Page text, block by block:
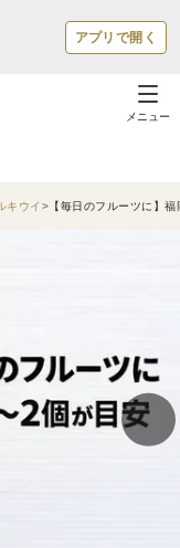
アプリで開く
メニュー
キウイ 【毎日のフルーツに】